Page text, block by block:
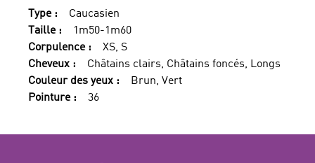
Type :
Caucasien
Taille :
1m50-1m60
Corpulence :
XS, S
Cheveux :
Châtains clairs, Châtains foncés, Longs
Couleur des yeux :
Brun, Vert
Pointure :
36